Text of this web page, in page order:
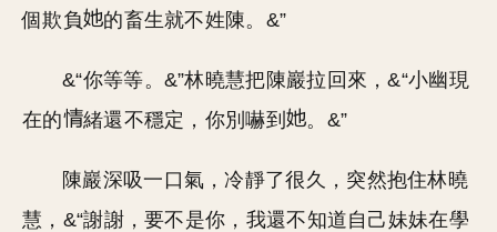
個欺負
的畜生就不姓陳。&”
&“你等等。&”林曉慧把陳巖拉回來，&“小幽現
在的
緒還不穩定，你別嚇到 。&”
陳巖深吸一口氣，冷靜了很久，突然抱住林曉
慧，&“謝謝，要不是你，我還不知道自己妹妹在學